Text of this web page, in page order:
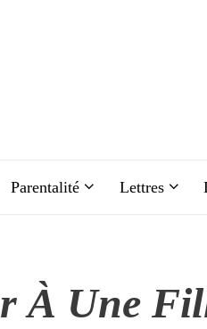
Parentalité Lettres
À Une